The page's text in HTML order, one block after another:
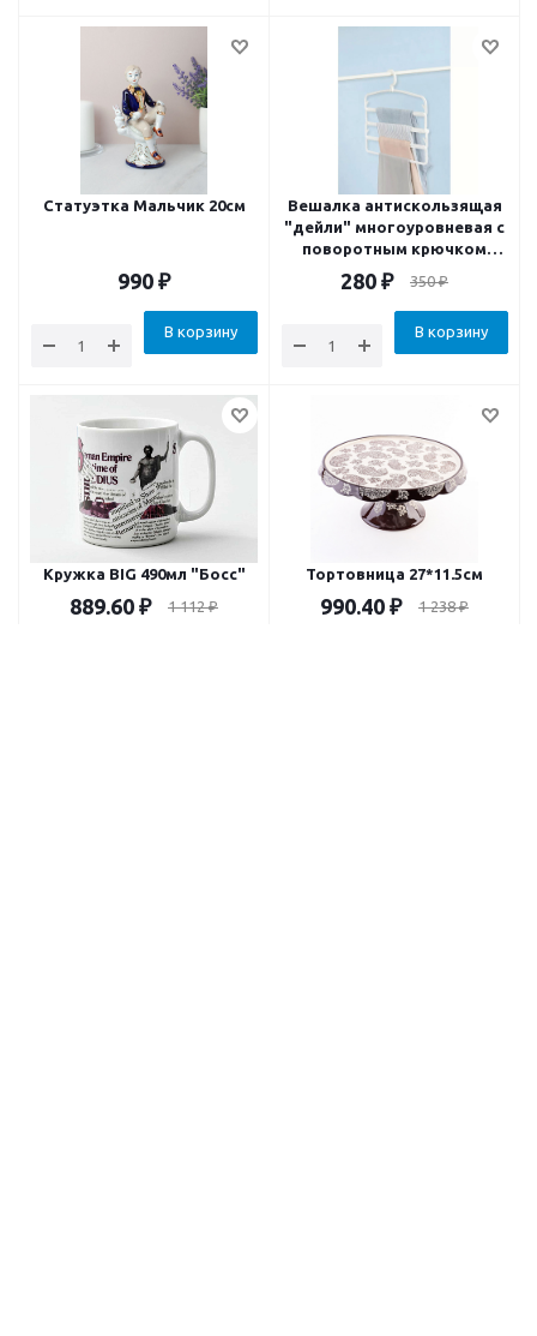
Статуэтка Мальчик 20см
990 ₽
В корзину
Вешалка антискользящая
"дейли" многоуровневая с
поворотным крючком
складная для брюк юбок
280 ₽ 350₽
В корзину
Кружка BIG 490мл "Босс"
889.60 ₽ 1 112₽
Тортовница 27*11.5см
990.40 ₽ 1 238₽